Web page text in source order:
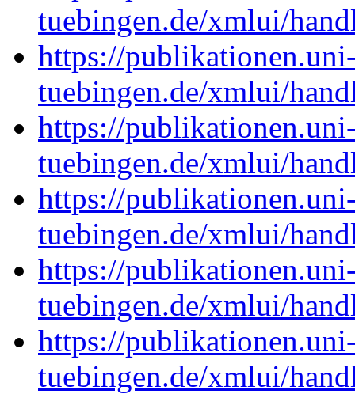
tuebingen.de/xmlui/
https://
tuebingen.de/xmlui/
https://
tuebingen.de/xmlui/
https://
tuebingen.de/xmlui/
https://
tuebingen.de/xmlui/
https://
tuebingen.de/xmlui/